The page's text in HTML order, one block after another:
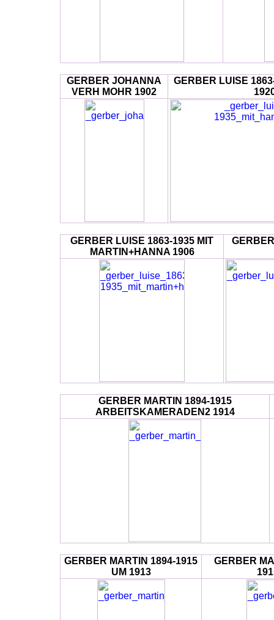
GERBER JOHANNA
VERH MOHR 1902
GERBER LUISE
GERBER LUISE 1863-1935 MIT
MARTIN+HANNA 1906
GERBER MARTIN 1894-1915
ARBEITSKAMERADEN2 1914
GERBER MARTIN 1894-1915
UM 1913
GERBER